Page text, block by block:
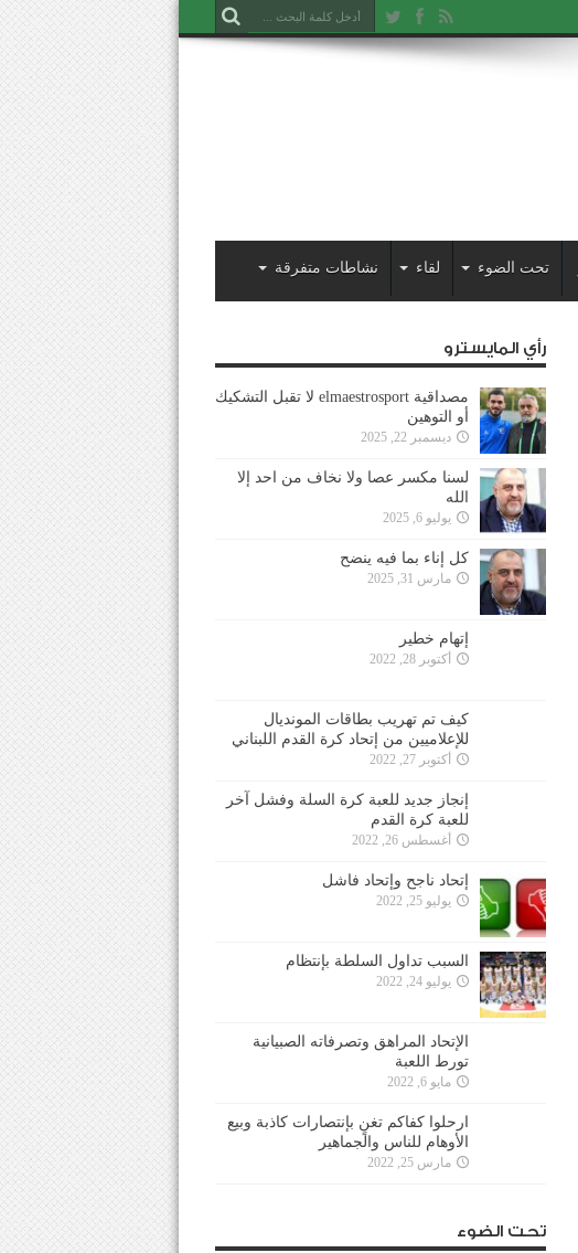
تحت الضوء لقاء نشاطات متفرقة
رأي المايسترو
مصداقية elmaestrosport لا تقبل التشكيك
أو التوهين
ديسمبر 22, 2025
لسنا مكسر عصا ولا نخاف من احد إلا
الله
يوليو 6, 2025
كل إناء بما فيه ينضح
مارس 31, 2025
إتهام خطير
أكتوبر 28, 2022
كيف تم تهريب بطاقات المونديال
للإعلاميين من إتحاد كرة القدم اللبناني
أكتوبر 27, 2022
إنجاز جديد للعبة كرة السلة وفشل آخر
للعبة كرة القدم
أغسطس 26, 2022
إتحاد ناجح وإتحاد فاشل
يوليو 25, 2022
السبب تداول السلطة بإنتظام
يوليو 24, 2022
الإتحاد المراهق وتصرفاته الصبيانية
تورط اللعبة
مايو 6, 2022
ارحلوا كفاكم تغنٍ بإنتصارات كاذبة وبيع
الأوهام للناس والجماهير
مارس 25, 2022
تحت الضوء